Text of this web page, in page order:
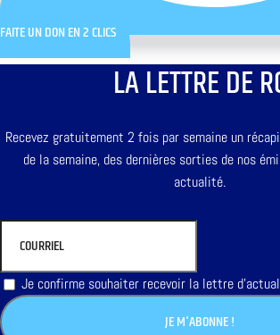
FAITE UN DON EN 2 CLICS
LA LETTRE DE
Recevez gratuitement 2 fois par semaine un
de la semaine, des dernières sorties de nos
actualité.
Je confirme souhaiter recevoir la lettre